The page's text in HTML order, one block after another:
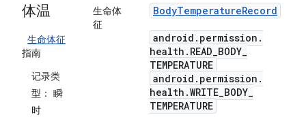
体温
生命体征
指南
记录类
型： 瞬
时
生命体
征
BodyTemperatureRecord
android . permission .
health . READ_BODY_
TEMPERATURE
android . permission .
health .WRITE_BODY_
TEMPERATURE